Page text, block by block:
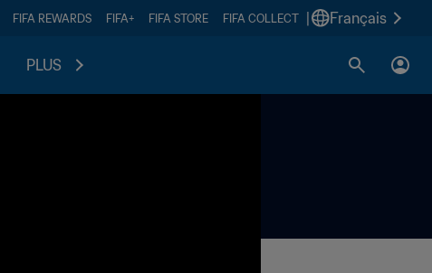
FIFA REWARDS FIFA+ FIFA STORE FIFA COLLECT Français
PLUS